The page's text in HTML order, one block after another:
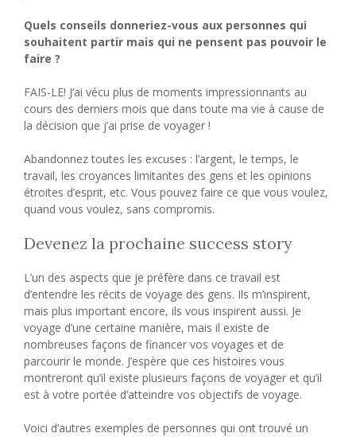
Quels conseils donneriez-vous aux personnes qui
souhaitent partir mais qui ne pensent pas pouvoir le
faire ?
FAIS-LE! J’ai vécu plus de moments impressionnants au
cours des derniers mois que dans toute ma vie à cause de
la décision que j’ai prise de voyager !
Abandonnez toutes les excuses : l’argent, le temps, le
travail, les croyances limitantes des gens et les opinions
étroites d’esprit, etc. Vous pouvez faire ce que vous voulez,
quand vous voulez, sans compromis.
Devenez la prochaine success story
L’un des aspects que je préfère dans ce travail est
d’entendre les récits de voyage des gens. Ils m’inspirent,
mais plus important encore, ils vous inspirent aussi. Je
voyage d’une certaine manière, mais il existe de
nombreuses façons de financer vos voyages et de
parcourir le monde. J’espère que ces histoires vous
montreront qu’il existe plusieurs façons de voyager et qu’il
est à votre portée d’atteindre vos objectifs de voyage.
Voici d’autres exemples de personnes qui ont trouvé un